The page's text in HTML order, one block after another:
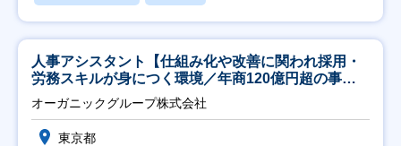
人事アシスタント【仕組み化や改善に関われ採用・
労務スキルが身につく環境／年商120億円超の事業
会社】
オーガニックグループ株式会社
東京都